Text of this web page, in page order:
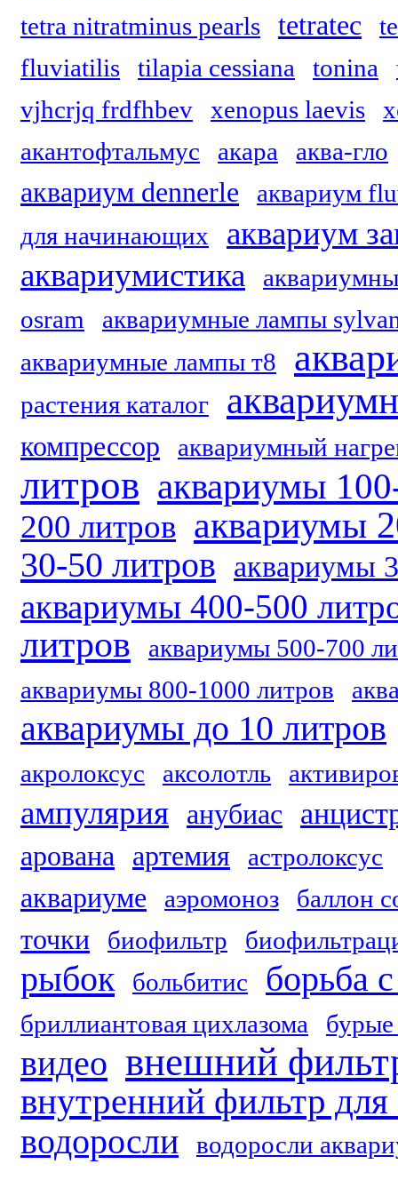
tetra nitratminus pearls
tetratec
fluviatilis
tilapia cessiana tonina
vjhcrjq frdfhbev
xenopus laevis
акантофтальмус
акара аква-гло
аквариум dennerle
аквариум
для начинающих
аквариум
аквариумистика
osram
аквариумные лампы
аквариумные лампы т8
растения каталог
компрессор аквариумный
литров аквариумы
200 литров аквариумы
30-50 литров аквариумы
аквариумы 400-500
литров
аквариумы 500-700
аквариумы 800-1000 литров
аквариумы до 10 литров
акролоксус аксолотль
ампулярия анубиас
арована артемия астролоксус
аквариуме аэромоноз баллон
точки биофильтр
рыбок больбитис борьба
бриллиантовая цихлазома
видео внешний
внутренний фильтр для
водоросли водоросли